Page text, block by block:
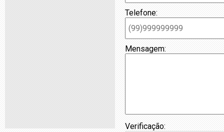
Telefone:
Mensagem:
Verificação: